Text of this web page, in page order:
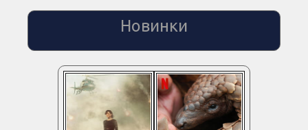
Новинки